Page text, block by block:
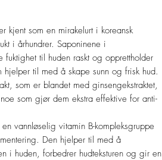
kjent som en mirakelurt i koreansk
i århundrer. Saponinene i
til huden raskt og opprettholder
til med å skape sunn og frisk hud.
som er blandet med ginsengekstraktet,
som gjør dem ekstra effektive for anti-
vannløselig vitamin B-kompleksgruppe
Den hjelper til med å
i huden, forbedrer hudteksturen og gir en